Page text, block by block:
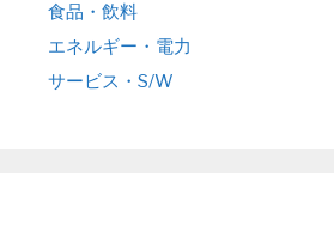
食品・飲料
エネルギー・電力
サービス・S/W